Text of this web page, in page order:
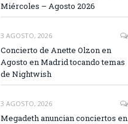
Miércoles – Agosto 2026
3 AGOSTO, 2026
Concierto de Anette Olzon en
Agosto en Madrid tocando temas
de Nightwish
3 AGOSTO, 2026
Megadeth anuncian conciertos en